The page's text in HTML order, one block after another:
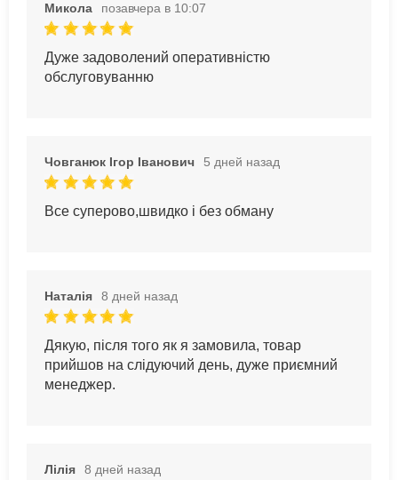
Микола позавчера в 10:07
Дуже задоволений оперативністю
обслуговуванню
Човганюк Ігор Іванович 5 дней назад
Все суперово,швидко і без обману
Наталія 8 дней назад
Дякую, після того як я замовила, товар
прийшов на слідуючий день, дуже приємний
менеджер.
Лілія 8 дней назад